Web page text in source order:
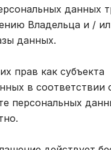
данных
Владельца и /
данных.
прав как субъекта
в соответствии
персональных